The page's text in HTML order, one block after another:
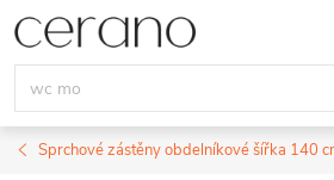
Přejít
na
obsah
Sprchové zástěny obdelníkové šířka 140